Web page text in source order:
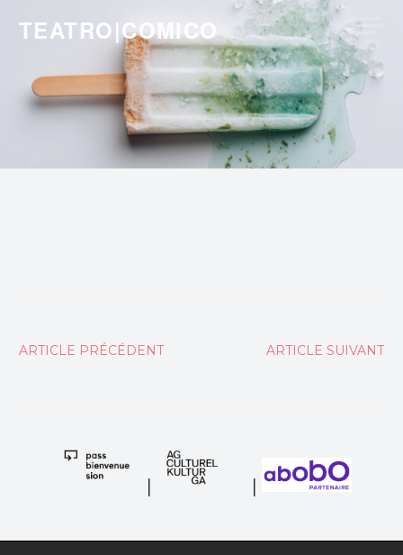
content
TEATRO|COMICO
Navigation
ARTICLE PRÉCÉDENT ARTICLE SUIVANT
| |